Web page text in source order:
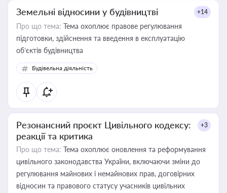
Земельні відносини у будівництві +14
Про що тема: Тема охоплює правове регулювання
підготовки, здійснення та введення в експлуатацію
об’єктів будівництва
Будівельна діяльність
Резонансний проєкт Цивільного кодексу:
реакції та критика
+3
Про що тема: Тема охоплює оновлення та реформування
цивільного законодавства України, включаючи зміни до
регулювання майнових і немайнових прав, договірних
відносин та правового статусу учасників цивільних